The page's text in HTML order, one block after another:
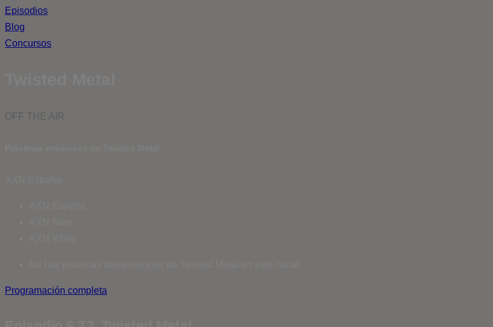
Episodios
Blog
Concursos
OFF THE AIR
Programación completa